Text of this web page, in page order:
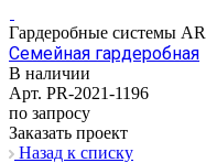
Гардеробные системы
Семейная гардеробная
В наличии
Арт. PR-2021-1196
по запросу
Заказать проект
Назад к списку